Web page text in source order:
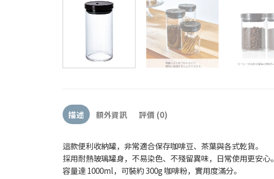
描述 額外資訊 評價 (0)
這款便利收納罐，非常適合保存咖啡豆、茶葉與各式乾貨。
採用耐熱玻璃罐身，不易染色、不殘留異味，日常使用更安心。
容量達 1000ml，可裝約 300g 咖啡粉，實用度滿分。